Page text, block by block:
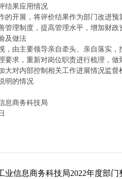
结果应用情况
的开展，将评价结果作为部门改进
管理制度，提高管理水平，增加财
及做法
，由主要领导亲自牵头、亲自落实
要求，重新对岗位职责进行梳理，
大对内部控制相关工作进展情况监
明的情况
息商务科技局
业信息商务科技局2022年度部